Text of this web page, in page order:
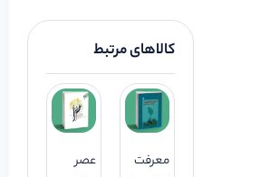
کالاهای مرتبط
معرفت
عصر